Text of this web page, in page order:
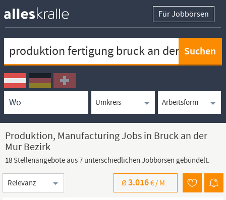
Für Jobbörsen
Ortssuche
Umkreissuche
Arbeitsform
Produktion, Manufacturing Jobs in Bruck an der
Mur Bezirk
18 Stellenangebote aus 7 unterschiedlichen Jobbörsen gebündelt.
Sortierung
Ø3.016€ / M.